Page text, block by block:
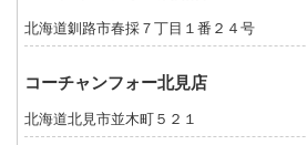
北海道釧路市春採７丁目１番２４号
コーチャンフォー北見店
北海道北見市並木町５２１